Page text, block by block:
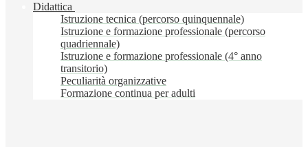
Didattica
Istruzione tecnica (percorso quinquennale)
Istruzione e formazione professionale (percorso
quadriennale)
Istruzione e formazione professionale (4° anno
transitorio)
Peculiarità organizzative
Formazione continua per adulti